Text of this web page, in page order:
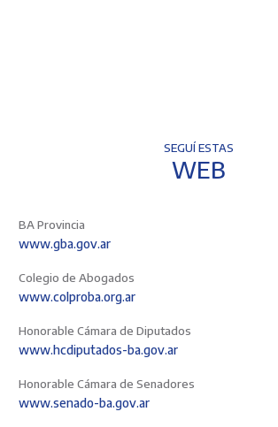
SEGUÍ ESTAS
WEB
BA Provincia
www.gba.gov.ar
Colegio de Abogados
www.colproba.org.ar
Honorable Cámara de Diputados
www.hcdiputados-ba.gov.ar
Honorable Cámara de Senadores
www.senado-ba.gov.ar